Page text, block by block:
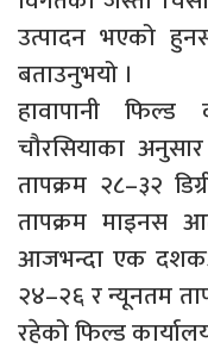
उत्पादन भएको
बताउनुभयो ।
हावापानी
चौरसियाका
तापक्रम २८–३२
तापक्रम माइनस
आजभन्दा एक
२४–२६ र न्यूनतम
रहेको फिल्ड